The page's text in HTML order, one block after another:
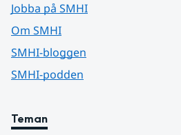
Jobba på SMHI
Om SMHI
SMHI-bloggen
SMHI-podden
Teman